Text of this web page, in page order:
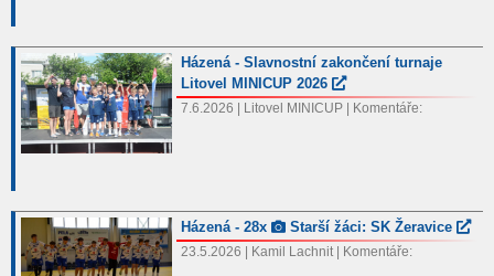
Házená - Slavnostní zakončení turnaje
Litovel MINICUP 2026
7.6.2026 | Litovel MINICUP | Komentáře:
Házená - 28x Starší žáci: SK Žeravice
23.5.2026 | Kamil Lachnit | Komentáře: